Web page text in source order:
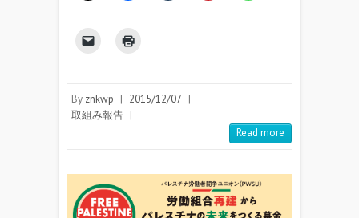
By znkwp | 2015/12/07 |
取組み報告 |
Read more